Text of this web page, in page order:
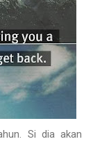
Si dia akan